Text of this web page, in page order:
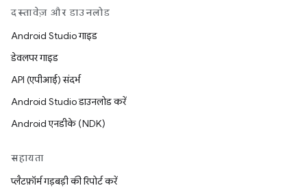
दस्तावेज़ और डाउनलोड
Android Studio गाइड
डेवलपर गाइड
API (एपीआई) संदर्भ
Android Studio डाउनलोड करें
Android एनडीके (NDK)
सहायता
प्लैटफ़ॉर्म गड़बड़ी की रिपोर्ट करें